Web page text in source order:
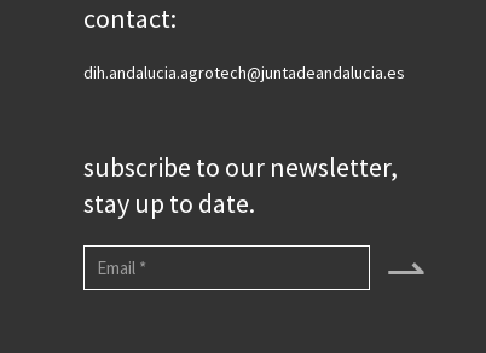
contact:
dih.andalucia.agrotech@juntadeandalucia.es
subscribe to our newsletter,
stay up to date.
⇀